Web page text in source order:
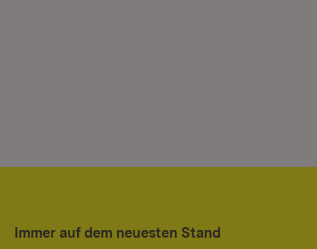
Immer auf dem neuesten Stand